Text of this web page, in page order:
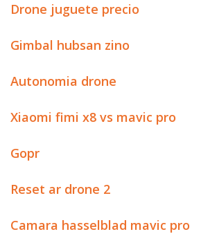
Drone juguete precio
Gimbal hubsan zino
Autonomia drone
Xiaomi fimi x8 vs mavic pro
Gopr
Reset ar drone 2
Camara hasselblad mavic pro